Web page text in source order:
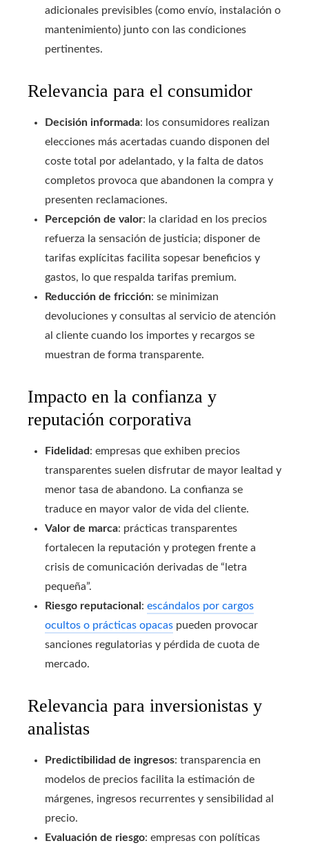
adicionales previsibles (como envío, instalación o
mantenimiento) junto con las condiciones
pertinentes.
Relevancia para el consumidor
Decisión informada: los consumidores realizan
elecciones más acertadas cuando disponen del
coste total por adelantado, y la falta de datos
completos provoca que abandonen la compra y
presenten reclamaciones.
Percepción de valor: la claridad en los precios
refuerza la sensación de justicia; disponer de
tarifas explícitas facilita sopesar beneficios y
gastos, lo que respalda tarifas premium.
Reducción de fricción: se minimizan
devoluciones y consultas al servicio de atención
al cliente cuando los importes y recargos se
muestran de forma transparente.
Impacto en la confianza y
reputación corporativa
Fidelidad: empresas que exhiben precios
transparentes suelen disfrutar de mayor lealtad y
menor tasa de abandono. La confianza se
traduce en mayor valor de vida del cliente.
Valor de marca: prácticas transparentes
fortalecen la reputación y protegen frente a
crisis de comunicación derivadas de “letra
pequeña”.
Riesgo reputacional : escándalos por cargos
ocultos o prácticas opacas pueden provocar
sanciones regulatorias y pérdida de cuota de
mercado.
Relevancia para inversionistas y
analistas
Predictibilidad de ingresos: transparencia en
modelos de precios facilita la estimación de
márgenes, ingresos recurrentes y sensibilidad al
precio.
Evaluación de riesgo: empresas con políticas